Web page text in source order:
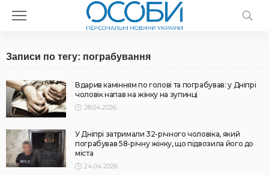
Записи по тегу: пограбування
Вдарив камінням по голові та пограбував: у Дніпрі
чоловік напав на жінку на зупинці
28.04.2026
У Дніпрі затримали 32-річного чоловіка, який
пограбував 58-річну жінку, що підвозила його до
міста
24.04.2026